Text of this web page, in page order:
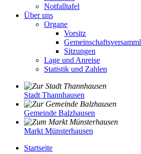
Notfalltafel
Über uns
Organe
Vorsitz
Sitzungen
Lage und Anreise
Statistik und Zahlen
Stadt Thannhausen
Gemeinde Balzhausen
Markt Münsterhausen
Startseite